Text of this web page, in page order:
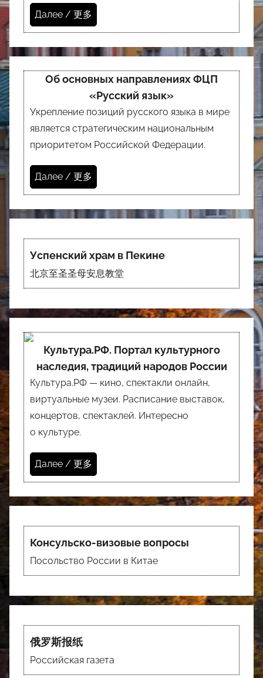
Далее / 更多
Об основных направлениях ФЦП
«Русский язык»
Укрепление позиций русского языка в мире
является стратегическим национальным
приоритетом Российской Федерации.
Далее / 更多
Успенский храм в Пекине
北京至圣圣母安息教堂
Культура.РФ. Портал культурного
наследия, традиций народов России
Культура.РФ — кино, спектакли онлайн,
виртуальные музеи. Расписание выставок,
концертов, спектаклей. Интересно
о культуре.
Далее / 更多
Консульско-визовые вопросы
Посольство России в Китае
俄罗斯报纸
Российская газета